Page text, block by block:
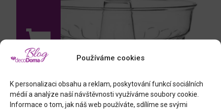
Používáme cookies
K personalizaci obsahu a reklam, poskytování funkcí sociálních
médií a analýze naší návštěvnosti využíváme soubory cookie.
Informace o tom, jak náš web používáte, sdílíme se svými